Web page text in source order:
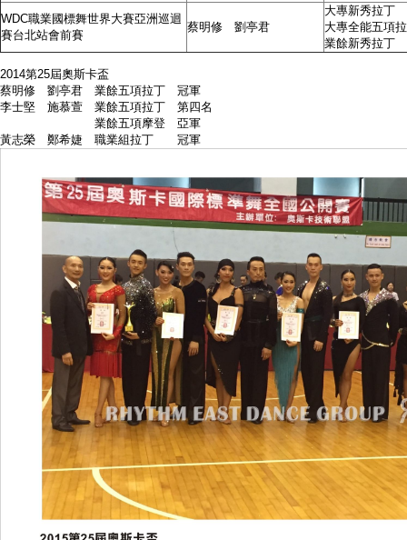
WDC職業國標舞世界大賽亞洲巡迴
賽台北站會前賽
蔡明修 劉亭君
大專新秀拉
大專全能五項
業餘新秀拉
2014第25屆奧斯卡盃
蔡明修 劉亭君 業餘五項拉丁 冠軍
李士堅 施慕萱 業餘五項拉丁 第四名
業餘五項摩登 亞軍
黃志榮 鄭希婕 職業組拉丁 冠軍